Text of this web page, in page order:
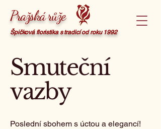
Pražská růže
Špičková floristika s tradicí od roku 1992
Smuteční
vazby
Poslední sbohem s úctou a elegancí!